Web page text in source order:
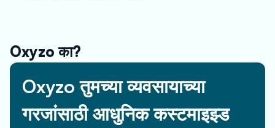
Oxyzo का?
Oxyzo तुमच्या व्यवसायाच्या
गरजांसाठी आधुनिक कस्टमाइझ्ड